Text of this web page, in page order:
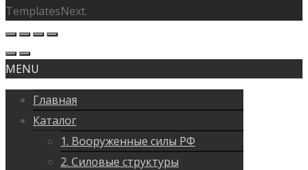
TemplatesNext.
MENU
Главная
Каталог
1. Вооруженные силы РФ
2. Силовые структуры